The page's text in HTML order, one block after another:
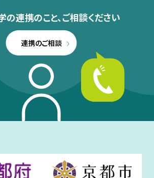
の連携のこと、ご相談ください
連携のご相談